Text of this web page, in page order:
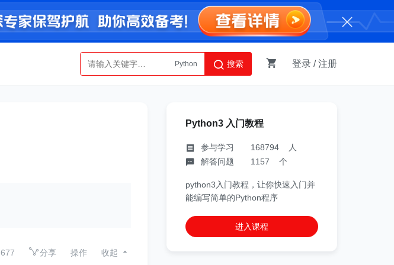
Python
AI智能体
搜索 登录 /注册
677 分享 操作 收起
Python3 入门教程
参与学习 168794 人
解答问题 1157 个
python3入门教程，让你快速入门并
能编写简单的Python程序
进入课程